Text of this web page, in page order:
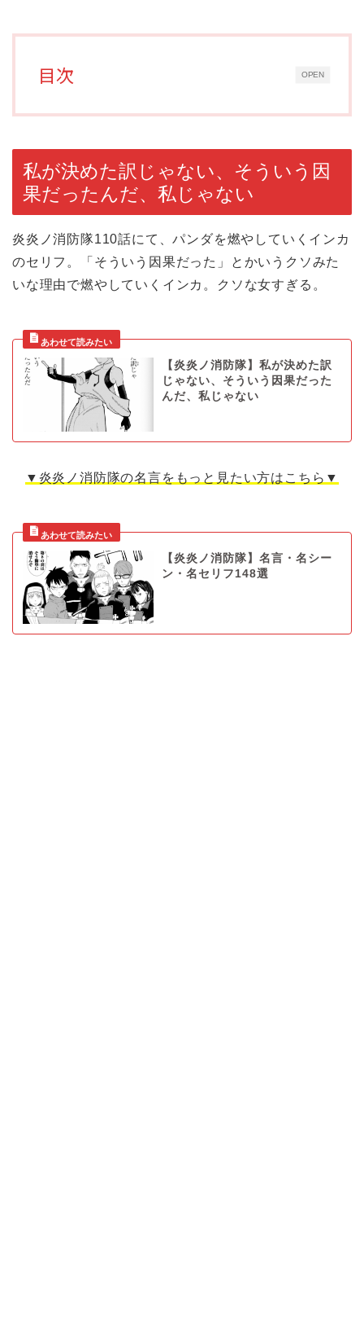
OPEN
目次
私が決めた訳じゃない、そういう因
果だったんだ、私じゃない
炎炎ノ消防隊110話にて、パンダを燃やしていくインカ
のセリフ。「そういう因果だった」とかいうクソみた
いな理由で燃やしていくインカ。クソな女すぎる。
【炎炎ノ消防隊】私が決めた訳
じゃない、そういう因果だった
んだ、私じゃない
▼炎炎ノ消防隊の名言をもっと見たい方はこちら▼
【炎炎ノ消防隊】名言・名シー
ン・名セリフ148選